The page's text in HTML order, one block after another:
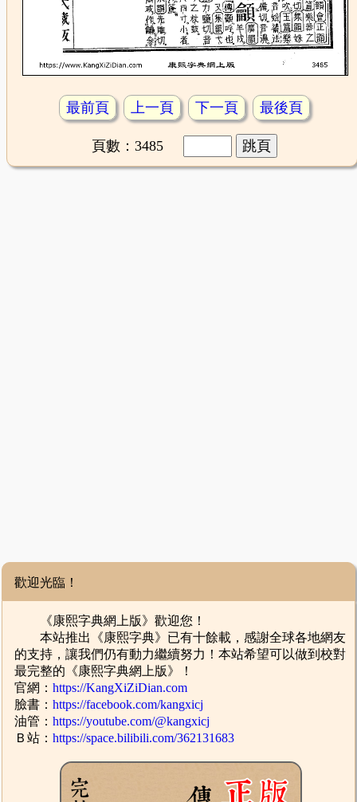
最前頁 上一頁 下一頁 最後頁
頁數：3485
歡迎光臨！
《康熙字典網上版》歡迎您！
本站推出《康熙字典》已有十餘載，感謝全球各地網友
的支持，讓我們仍有動力繼續努力！本站希望可以做到校對
最完整的《康熙字典網上版》！
官網：https://KangXiZiDian.com
臉書：https://facebook.com/kangxicj
油管：https://youtube.com/@kangxicj
Ｂ站：https://space.bilibili.com/362131683